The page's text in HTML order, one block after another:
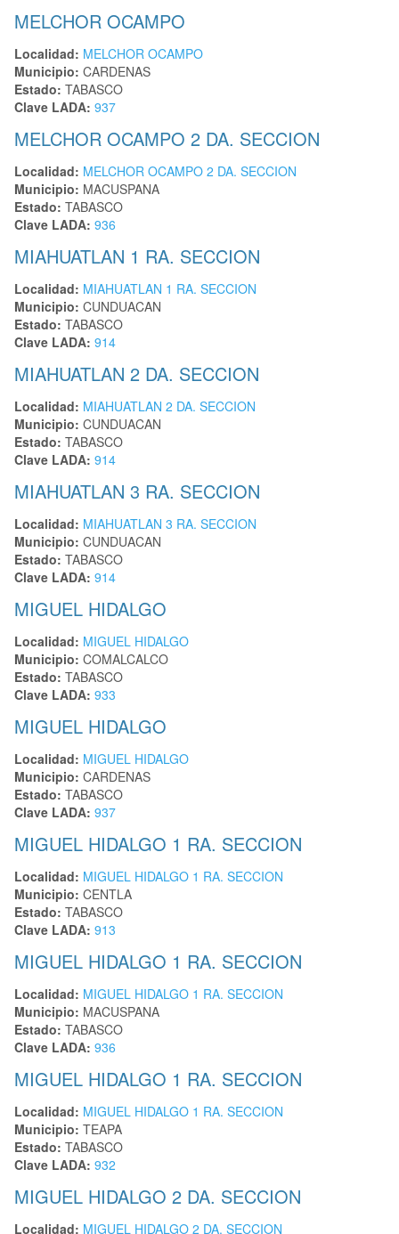
MELCHOR OCAMPO
Localidad: MELCHOR OCAMPO
Municipio: CARDENAS
Estado: TABASCO
Clave LADA: 937
MELCHOR OCAMPO 2 DA. SECCION
Localidad: MELCHOR OCAMPO 2 DA. SECCION
Municipio: MACUSPANA
Estado: TABASCO
Clave LADA: 936
MIAHUATLAN 1 RA. SECCION
Localidad: MIAHUATLAN 1 RA. SECCION
Municipio: CUNDUACAN
Estado: TABASCO
Clave LADA: 914
MIAHUATLAN 2 DA. SECCION
Localidad: MIAHUATLAN 2 DA. SECCION
Municipio: CUNDUACAN
Estado: TABASCO
Clave LADA: 914
MIAHUATLAN 3 RA. SECCION
Localidad: MIAHUATLAN 3 RA. SECCION
Municipio: CUNDUACAN
Estado: TABASCO
Clave LADA: 914
MIGUEL HIDALGO
Localidad: MIGUEL HIDALGO
Municipio: COMALCALCO
Estado: TABASCO
Clave LADA: 933
MIGUEL HIDALGO
Localidad: MIGUEL HIDALGO
Municipio: CARDENAS
Estado: TABASCO
Clave LADA: 937
MIGUEL HIDALGO 1 RA. SECCION
Localidad: MIGUEL HIDALGO 1 RA. SECCION
Municipio: CENTLA
Estado: TABASCO
Clave LADA: 913
MIGUEL HIDALGO 1 RA. SECCION
Localidad: MIGUEL HIDALGO 1 RA. SECCION
Municipio: MACUSPANA
Estado: TABASCO
Clave LADA: 936
MIGUEL HIDALGO 1 RA. SECCION
Localidad: MIGUEL HIDALGO 1 RA. SECCION
Municipio: TEAPA
Estado: TABASCO
Clave LADA: 932
MIGUEL HIDALGO 2 DA. SECCION
Localidad: MIGUEL HIDALGO 2 DA. SECCION